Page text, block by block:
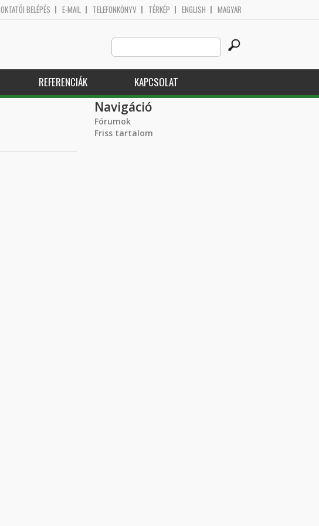
OKTATÓI BELÉPÉS E-MAIL TELEFONKÖNYV TÉRKÉP ENGLISH MAGYAR
Search
this
site
REFERENCIÁK KAPCSOLAT
Navigáció
Fórumok
Friss tartalom